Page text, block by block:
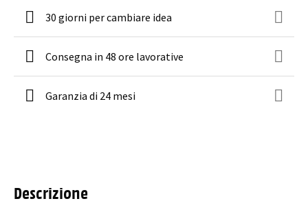
30 giorni per cambiare idea
Consegna in 48 ore lavorative
Garanzia di 24 mesi
Descrizione